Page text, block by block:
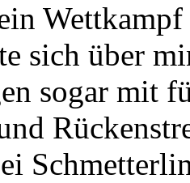
sich über
sogar mit